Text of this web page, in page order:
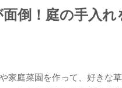
倒！庭の手入れ
家庭菜園を作って、好きな